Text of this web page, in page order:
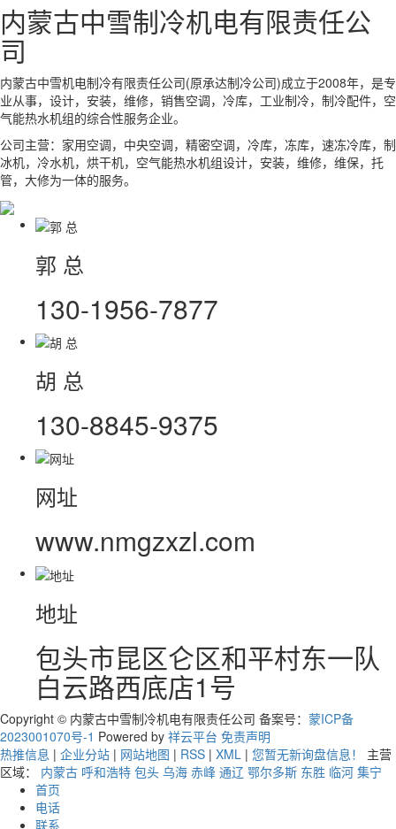
内蒙古中雪制冷机电有限责任公
司
内蒙古中雪机电制冷有限责任公司(原承达制冷公司)成立于2008年，是专
业从事，设计，安装，维修，销售空调，冷库，工业制冷，制冷配件，空
气能热水机组的综合性服务企业。
公司主营：家用空调，中央空调，精密空调，冷库，冻库，速冻冷库，制
冰机，冷水机，烘干机，空气能热水机组设计，安装，维修，维保，托
管，大修为一体的服务。
郭 总
130-1956-7877
胡 总
130-8845-9375
网址
www.nmgzxzl.com
地址
包头市昆区仑区和平村东一队
白云路西底店1号
Copyright © 内蒙古中雪制冷机电有限责任公司 备案号： 蒙ICP备
2023001070号-1 Powered by 祥云平台 免责声明
热推信息 | 企业分站 | 网站地图 | RSS | XML | 您暂无新询盘信息！
主营
区域： 内蒙古 呼和浩特 包头 乌海 赤峰 通辽 鄂尔多斯 东胜 临河 集宁
首页
电话
联系